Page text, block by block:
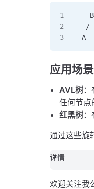
  B
/
A
应用场景
AVL树
任何节点
红黑树
通过这些旋
详情
欢迎关注我